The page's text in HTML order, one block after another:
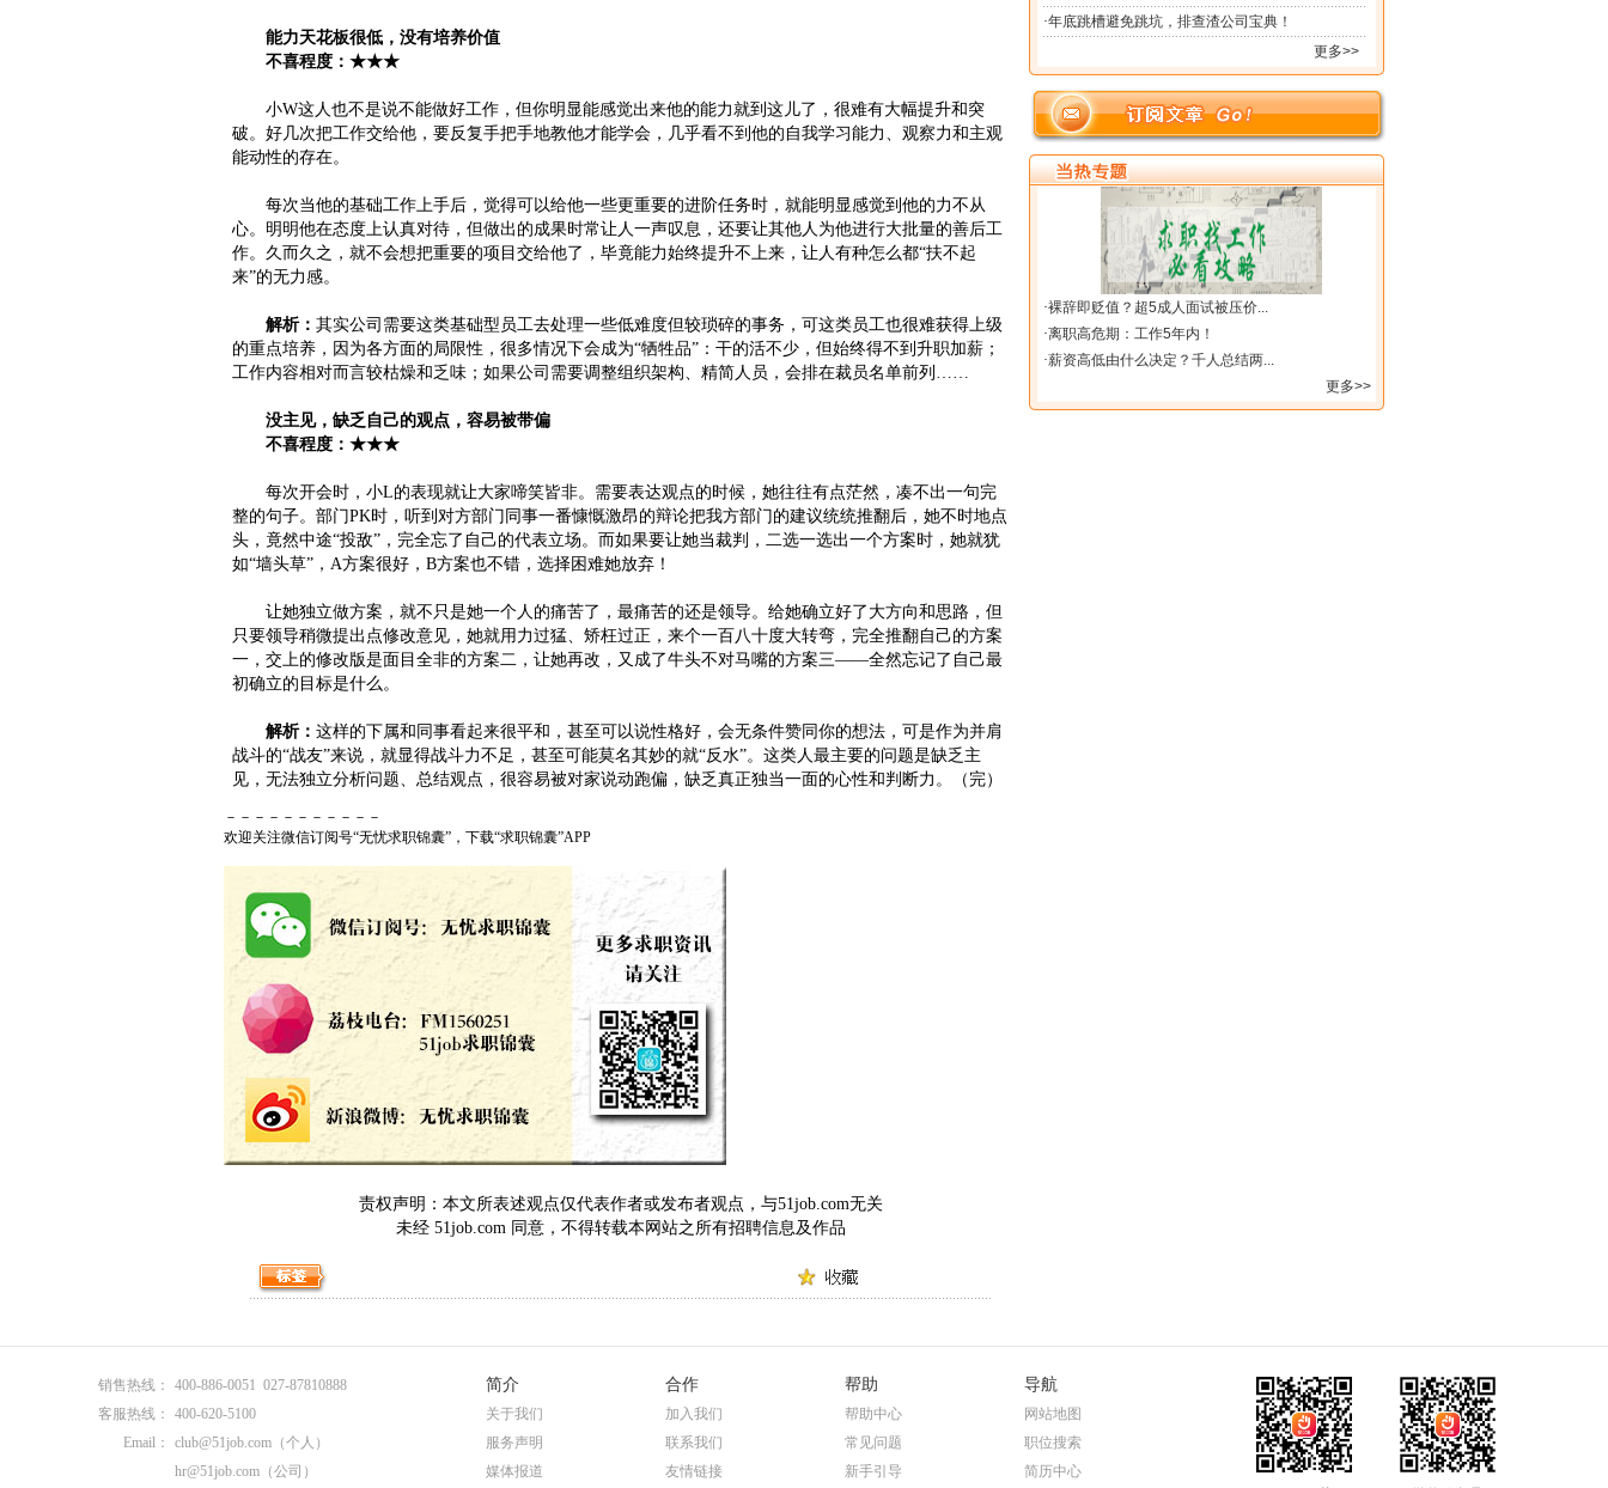
能力天花板很低，没有培养价值
不喜程度：★★★
小W这人也不是说不能做好工作，但你明显能感觉出来他的能力就到这儿了，很难有大幅提升和突
破。好几次把工作交给他，要反复手把手地教他才能学会，几乎看不到他的自我学习能力、观察力和主观
能动性的存在。
每次当他的基础工作上手后，觉得可以给他一些更重要的进阶任务时，就能明显感觉到他的力不从
心。明明他在态度上认真对待，但做出的成果时常让人一声叹息，还要让其他人为他进行大批量的善后工
作。久而久之，就不会想把重要的项目交给他了，毕竟能力始终提升不上来，让人有种怎么都“扶不起
来”的无力感。
解析： 其实公司需要这类基础型员工去处理一些低难度但较琐碎的事务，可这类员工也很难获得上级
的重点培养，因为各方面的局限性，很多情况下会成为“牺牲品”：干的活不少，但始终得不到升职加薪；
工作内容相对而言较枯燥和乏味；如果公司需要调整组织架构、精简人员，会排在裁员名单前列……
没主见，缺乏自己的观点，容易被带偏
不喜程度：★★★
每次开会时，小L的表现就让大家啼笑皆非。需要表达观点的时候，她往往有点茫然，凑不出一句完
整的句子。部门PK时，听到对方部门同事一番慷慨激昂的辩论把我方部门的建议统统推翻后，她不时地点
头，竟然中途“投敌”，完全忘了自己的代表立场。而如果要让她当裁判，二选一选出一个方案时，她就犹
如“墙头草”，A方案很好，B方案也不错，选择困难她放弃！
让她独立做方案，就不只是她一个人的痛苦了，最痛苦的还是领导。给她确立好了大方向和思路，但
只要领导稍微提出点修改意见，她就用力过猛、矫枉过正，来个一百八十度大转弯，完全推翻自己的方案
一，交上的修改版是面目全非的方案二，让她再改，又成了牛头不对马嘴的方案三——全然忘记了自己最
初确立的目标是什么。
解析： 这样的下属和同事看起来很平和，甚至可以说性格好，会无条件赞同你的想法，可是作为并肩
战斗的“战友”来说，就显得战斗力不足，甚至可能莫名其妙的就“反水”。这类人最主要的问题是缺乏主
见，无法独立分析问题、总结观点，很容易被对家说动跑偏，缺乏真正独当一面的心性和判断力。（完）
－－－－－－－－－－－
欢迎关注微信订阅号“无忧求职锦囊”，下载“求职锦囊”APP
责权声明：本文所表述观点仅代表作者或发布者观点，与51job.com无关
未经 51job.com 同意，不得转载本网站之所有招聘信息及作品
销售热线：
400-886-0051 027-87810888
客服热线：
400-620-5100
Email：
club@51job.com （个人）
hr@51job.com （公司）
简介
关于我们
服务声明
媒体报道
合作
加入我们
联系我们
友情链接
帮助
帮助中心
常见问题
新手引导
导航
网站地图
职位搜索
简历中心